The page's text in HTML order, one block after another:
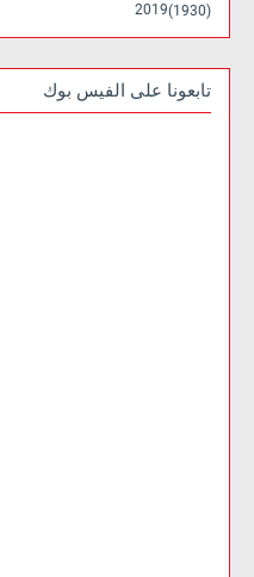
2019 (1930)
تابعونا على الفيس بوك